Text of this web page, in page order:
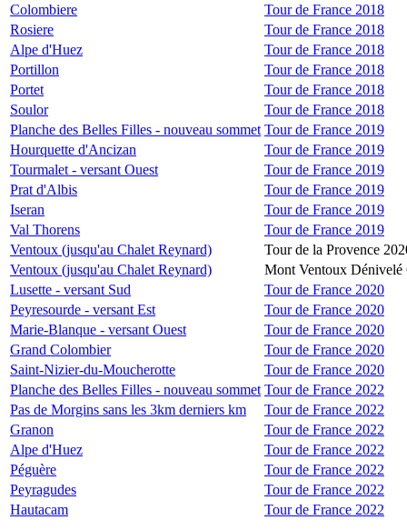
Colombiere
Tour de France 2018
Rosiere
Tour de France 2018
Alpe d'Huez
Tour de France 2018
Portillon
Tour de France 2018
Portet
Tour de France 2018
Soulor
Tour de France 2018
Planche des Belles Filles - nouveau sommet Tour de France 2019
Hourquette d'Ancizan
Tour de France 2019
Tourmalet - versant Ouest
Tour de France 2019
Prat d'Albis
Tour de France 2019
Iseran
Tour de France 2019
Val Thorens
Tour de France 2019
Ventoux (jusqu'au Chalet Reynard)
Tour de la Provence
Ventoux (jusqu'au Chalet Reynard)
Mont Ventoux Dénivelé
Lusette - versant Sud
Tour de France 2020
Peyresourde - versant Est
Tour de France 2020
Marie-Blanque - versant Ouest
Tour de France 2020
Grand Colombier
Tour de France 2020
Saint-Nizier-du-Moucherotte
Tour de France 2020
Planche des Belles Filles - nouveau sommet Tour de France 2022
Pas de Morgins sans les 3km derniers km
Tour de France 2022
Granon
Tour de France 2022
Alpe d'Huez
Tour de France 2022
Péguère
Tour de France 2022
Peyragudes
Tour de France 2022
Hautacam
Tour de France 2022